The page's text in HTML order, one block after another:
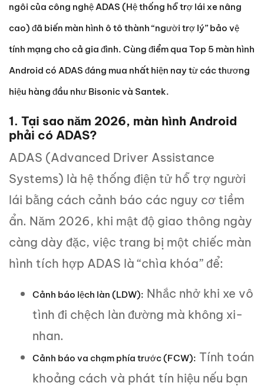
ngôi của công nghệ ADAS (Hệ thống hỗ trợ lái xe nâng
cao) đã biến màn hình ô tô thành “người trợ lý” bảo vệ
tính mạng cho cả gia đình. Cùng điểm qua Top 5 màn hình
Android có ADAS đáng mua nhất hiện nay từ các thương
hiệu hàng đầu như Bisonicvà Santek.
1. Tại sao năm 2026, màn hình Android
phải có ADAS?
ADAS (Advanced Driver Assistance
Systems) là hệ thống điện tử hỗ trợ người
lái bằng cách cảnh báo các nguy cơ tiềm
ẩn. Năm 2026, khi mật độ giao thông ngày
càng dày đặc, việc trang bị một chiếc màn
hình tích hợp ADAS là “chìa khóa” để:
Cảnh báo lệch làn (LDW): Nhắc nhở khi xe vô
tình đi chệch làn đường mà không xi-
nhan.
Cảnh báo va chạm phía trước (FCW): Tính toán
khoảng cách và phát tín hiệu nếu bạn